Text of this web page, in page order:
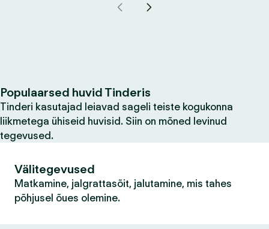
Populaarsed huvid Tinderis
Tinderi kasutajad leiavad sageli teiste kogukonna
liikmetega ühiseid huvisid. Siin on mõned levinud
tegevused.
Välitegevused
Matkamine, jalgrattasõit, jalutamine, mis tahes
põhjusel õues olemine.